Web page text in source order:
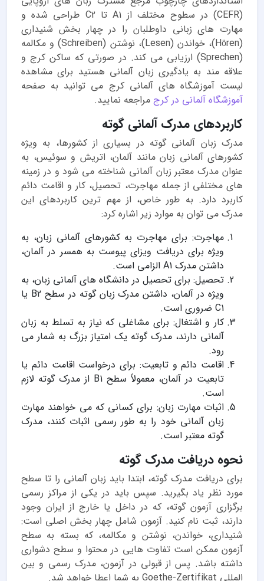
(CEFR) در سطوح مختلف از A1 تا C2 طراحی شده و
مهارت های زبانی داوطلبان را در چهار بخش شنیداری
(Hören)، خواندن (Lesen)، نوشتن (Schreiben) و مکالمه
(Sprechen) ارزیابی می کند. در صورتی که ساکن کرج و
علاقه مند به یادگیری زبان آلمانی هستید برای مشاهده
لیست آموزشگاه های آلمانی کرج می توانید به صفحه
آموزشگاه آلمانی در کرج مراجعه نمایید.
کاربردهای مدرک آلمانی گوته
مدرک زبان آلمانی گوته در بسیاری از کشورها، به ویژه
کشورهای آلمانی زبان مانند آلمان، اتریش و سوئیس، به
عنوان مدرک معتبر زبان آلمانی شناخته می شود و در زمینه
های مختلفی از جمله مهاجرت، تحصیل، کار و اقامت دائم
کاربرد دارد. به طور خاص، از مهم ترین کاربردهای این
مدرک می توان به موارد زیر اشاره کرد:
مهاجرت: برای مهاجرت به کشورهای آلمانی زبان، به
ویژه برای دریافت ویزای پیوست به همسر در آلمان،
داشتن مدرک A1 الزامی است.
تحصیل: برای تحصیل در دانشگاه های آلمانی زبان، به
ویژه در آلمان، داشتن مدرک زبان گوته در سطح B2 یا
C1 ضروری است.
کار و اشتغال: برای مشاغلی که نیاز به تسلط به زبان
آلمانی دارند، مدرک گوته یک امتیاز بزرگ به شمار می
رود.
اقامت دائم و تابعیت: برای درخواست اقامت دائم یا
تابعیت در آلمان، معمولاً سطح B1 از مدرک گوته لازم
است.
اثبات مهارت زبان: برای کسانی که می خواهند مهارت
زبان آلمانی خود را به طور رسمی اثبات کنند، مدرک
گوته معتبر است.
نحوه دریافت مدرک گوته
برای دریافت مدرک گوته، ابتدا باید زبان آلمانی را تا سطح
مورد نظر یاد بگیرید. سپس باید در یکی از مراکز رسمی
برگزاری آزمون گوته، که در داخل یا خارج از ایران وجود
دارند، ثبت نام کنید. آزمون شامل چهار بخش اصلی است:
شنیداری، خواندن، نوشتن و مکالمه، که بسته به سطح
آزمون ممکن است تفاوت هایی در محتوا و سطح دشواری
داشته باشد. پس از قبولی در آزمون، مدرک رسمی و بین
المللی Goethe-Zertifikat به شما اعطا خواهد شد.